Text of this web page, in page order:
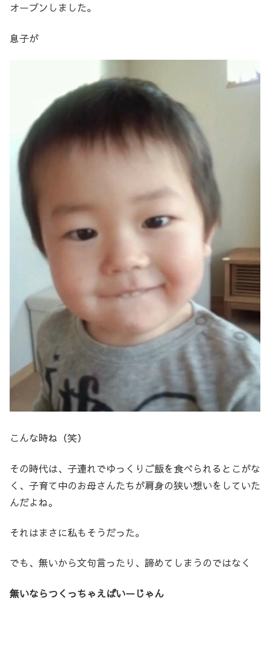
オープンしました。
息子が
こんな時ね（笑）
その時代は、子連れでゆっくりご飯を食べられるとこがな
く、子育て中のお母さんたちが肩身の狭い想いをしていた
んだよね。
それはまさに私もそうだった。
でも、無いから文句言ったり、諦めてしまうのではなく
無いならつくっちゃえばいーじゃん